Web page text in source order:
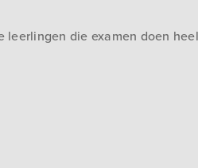
leerlingen die examen doen